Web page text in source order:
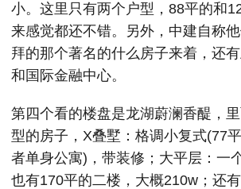
小。这里只有两个户型，88平的和
来感觉都还不错。另外，中建自称
拜的那个著名的什么房子来着，还
和国际金融中心。
第四个看的楼盘是龙湖蔚澜香醍，
型的房子，X叠墅：格调小复式(77
者单身公寓)，带装修；大平层：一
也有170平的二楼，大概210w；还